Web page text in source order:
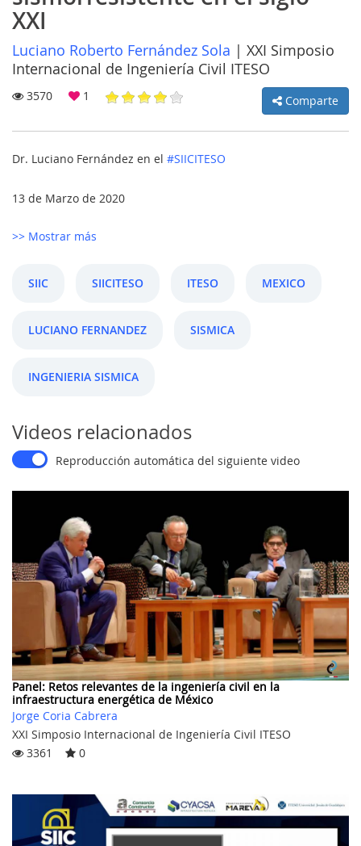
MI
CUENTA
CLUB
AUTORES
XXI
Luciano Roberto Fernández Sola | XXI Simposio
Internacional de Ingeniería Civil ITESO
3570 1 Comparte
Dr. Luciano Fernández en el #SIICITESO
13 de Marzo de 2020
>> Mostrar más
SIIC SIICITESO ITESO MEXICO
LUCIANO FERNANDEZ SISMICA
INGENIERIA SISMICA
Videos relacionados
Reproducción automática del siguiente video
Panel: Retos relevantes de la ingeniería civil en la
infraestructura energética de México
Jorge Coria Cabrera
XXI Simposio Internacional de Ingeniería Civil ITESO
3361
0